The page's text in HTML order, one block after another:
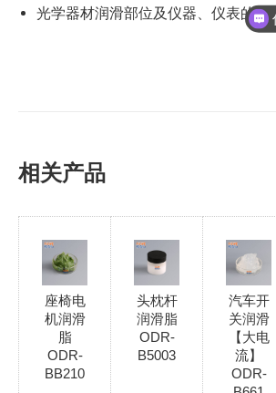
光学器材润滑部位及仪器、仪表的润
相关产品
座椅电
机润滑
脂
ODR-
BB210
头枕杆
润滑脂
ODR-
B5003
汽车开
关润滑
【大电
流】
ODR-